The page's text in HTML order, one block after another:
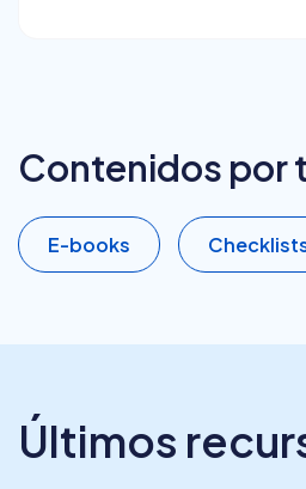
Contenidos por
E-books
Últimos